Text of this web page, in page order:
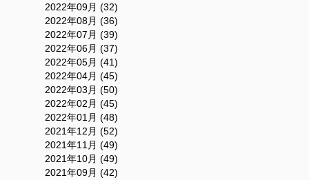
2022年09月 (32)
2022年08月 (36)
2022年07月 (39)
2022年06月 (37)
2022年05月 (41)
2022年04月 (45)
2022年03月 (50)
2022年02月 (45)
2022年01月 (48)
2021年12月 (52)
2021年11月 (49)
2021年10月 (49)
2021年09月 (42)